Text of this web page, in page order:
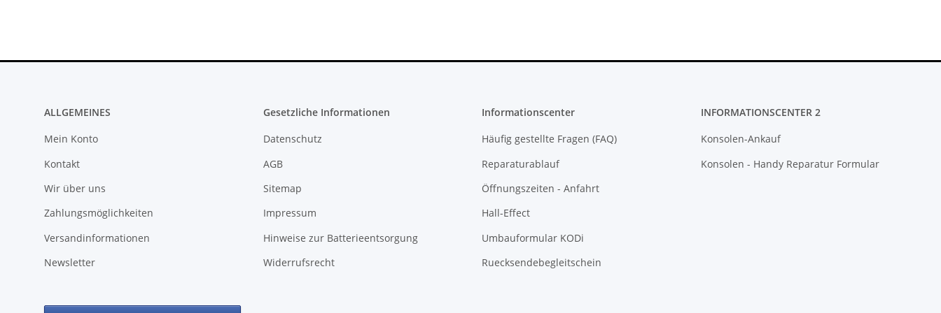
ALLGEMEINES
Mein Konto
Kontakt
Wir über uns
Zahlungsmöglichkeiten
Versandinformationen
Newsletter
Gesetzliche Informationen
Datenschutz
AGB
Sitemap
Impressum
Hinweise zur Batterieentsorgung
Widerrufsrecht
Informationscenter
Häufig gestellte Fragen (FAQ)
Reparaturablauf
Öffnungszeiten - Anfahrt
Hall-Effect
Umbauformular KODi
Ruecksendebegleitschein
INFORMATIONSCENTER 2
Konsolen-Ankauf
Konsolen - Handy Reparatur Formular